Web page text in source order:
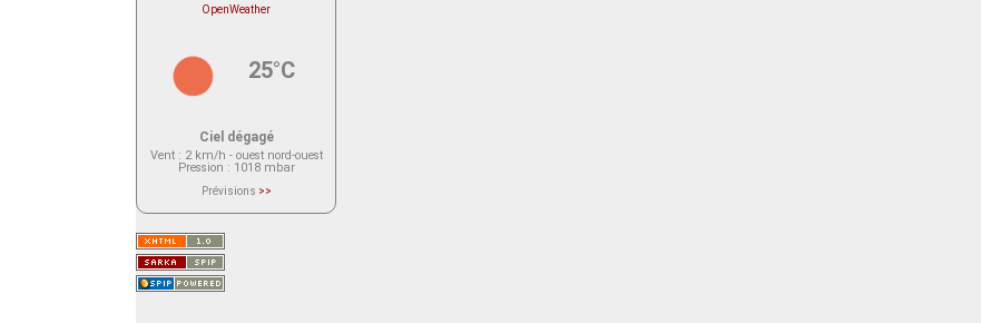
OpenWeather
25°C
Ciel dégagé
Vent: 2 km/h - ouest nord-ouest
Pression : 1018 mbar
Prévisions >>
actuellement aucune prévision
Saint-Nom.
Veuillez consulter le message du
service ci-dessous.
(401 - Invalid API key. Please see
https://openweathermap.org/faq#error401